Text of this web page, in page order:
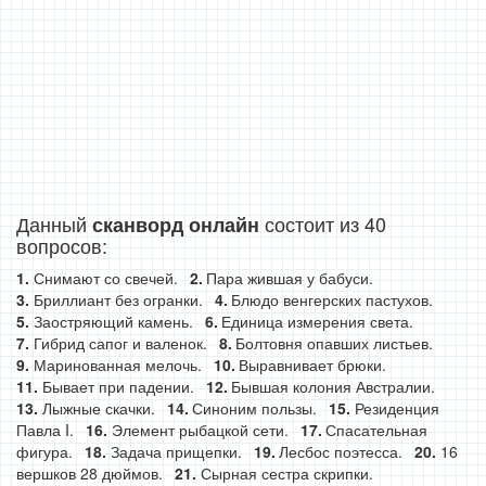
Данный сканворд онлайн состоит из 40
вопросов:
Снимают со свечей.
Пара жившая у бабуси.
Бриллиант без огранки.
Блюдо венгерских пастухов.
Заостряющий камень.
Единица измерения света.
Гибрид сапог и валенок.
Болтовня опавших листьев.
Маринованная мелочь.
Выравнивает брюки.
Бывает при падении.
Бывшая колония Австралии.
Лыжные скачки.
Синоним пользы.
Резиденция
Павла I.
Элемент рыбацкой сети.
Спасательная
фигура.
Задача прищепки. Лесбос поэтесса.
16
вершков 28 дюймов.
Сырная сестра скрипки.